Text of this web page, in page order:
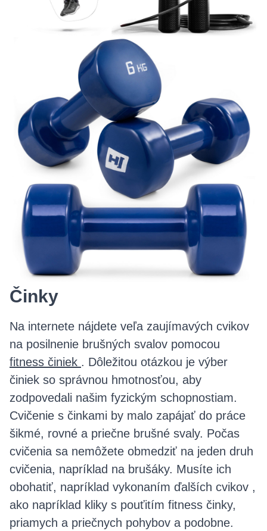
Činky
Na internete nájdete veľa zaujímavých cvikov
na posilnenie brušných svalov pomocou
fitness činiek . Dôležitou otázkou je výber
činiek so správnou hmotnosťou, aby
zodpovedali našim fyzickým schopnostiam.
Cvičenie s činkami by malo zapájať do práce
šikmé, rovné a priečne brušné svaly. Počas
cvičenia sa nemôžete obmedziť na jeden druh
cvičenia, napríklad na brušáky. Musíte ich
obohatiť, napríklad vykonaním ďalších cvikov ,
ako napríklad kliky s pouťitím fitness činky,
priamych a priečnych pohybov a podobne.